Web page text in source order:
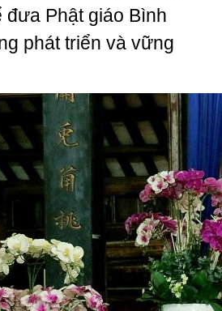
đưa Phật giáo Bình
phát triển và vững